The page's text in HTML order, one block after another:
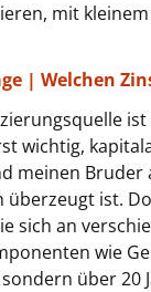
mit
| Welchen
wichtig,
meinen
überzeugt ist.
sich an
wie
über